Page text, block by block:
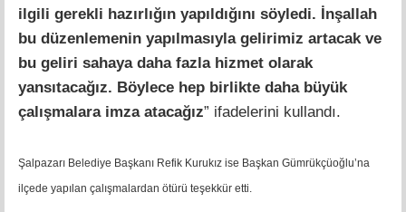
ilgili gerekli hazırlığın yapıldığını söyledi. İnşallah
bu düzenlemenin yapılmasıyla gelirimiz artacak ve
bu geliri sahaya daha fazla hizmet olarak
yansıtacağız. Böylece hep birlikte daha büyük
çalışmalara imza atacağız” ifadelerini kullandı.
Şalpazarı Belediye Başkanı Refik Kurukız ise Başkan Gümrükçüoğlu’na
ilçede yapılan çalışmalardan ötürü teşekkür etti.